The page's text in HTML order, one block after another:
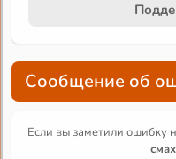
Сообщение об
Если вы заметили ошибку